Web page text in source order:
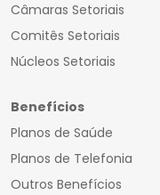
Câmaras Setoriais
Comitês Setoriais
Núcleos Setoriais
Benefícios
Planos de Saúde
Planos de Telefonia
Outros Benefícios